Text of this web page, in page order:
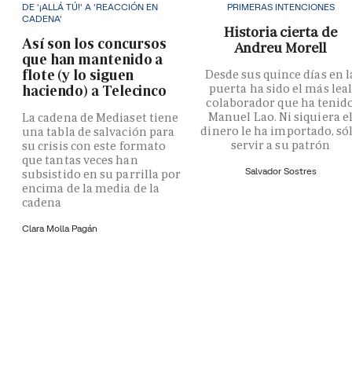
DE '¡ALLÁ TÚ!' A 'REACCIÓN EN
CADENA'
Así son los concursos
que han mantenido a
flote (y lo siguen
haciendo) a Telecinco
La cadena de Mediaset tiene
una tabla de salvación para
su crisis con este formato
que tantas veces han
subsistido en su parrilla por
encima de la media de la
cadena
Clara Molla Pagán
PRIMERAS INTENCIONES
Historia cierta de
Andreu Morell
Desde sus quince días en
puerta ha sido el más leal
colaborador que ha
Manuel Lao. Ni siquiera
dinero le ha importado,
servir a su patrón
Salvador Sostres